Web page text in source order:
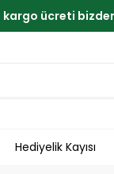
kargo ücreti
Hediyelik Kayısı